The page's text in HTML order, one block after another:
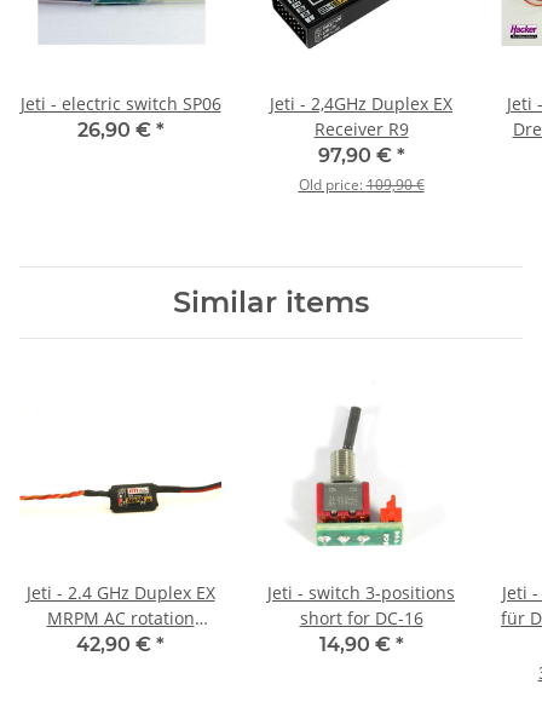
Jeti - electric switch SP06
26,90 € *
Jeti - 2,4GHz Duplex EX
Receiver R9
97,90 € *
Old price:109,90 €
Jeti
Similar items
Jeti - 2.4 GHz Duplex EX
MRPM AC rotation
access module
42,90 € *
Jeti - switch 3-positions
short for DC-16
14,90 € *
Jeti
für